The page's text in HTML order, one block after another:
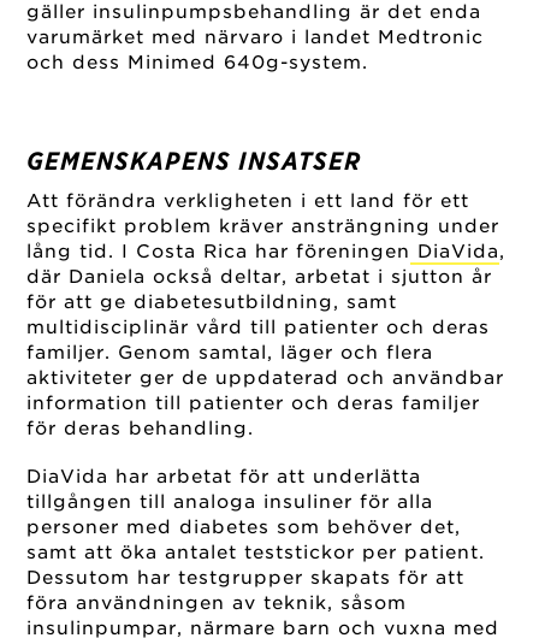
gäller insulinpumpsbehandling är det enda
varumärket med närvaro i landet Medtronic
och dess Minimed 640g-system.
GEMENSKAPENS INSATSER
Att förändra verkligheten i ett land för ett
specifikt problem kräver ansträngning under
lång tid. I Costa Rica har föreningen DiaVida,
där Daniela också deltar, arbetat i sjutton år
för att ge diabetesutbildning, samt
multidisciplinär vård till patienter och deras
familjer. Genom samtal, läger och flera
aktiviteter ger de uppdaterad och användbar
information till patienter och deras familjer
för deras behandling.
DiaVida har arbetat för att underlätta
tillgången till analoga insuliner för alla
personer med diabetes som behöver det,
samt att öka antalet teststickor per patient.
Dessutom har testgrupper skapats för att
föra användningen av teknik, såsom
insulinpumpar, närmare barn och vuxna med